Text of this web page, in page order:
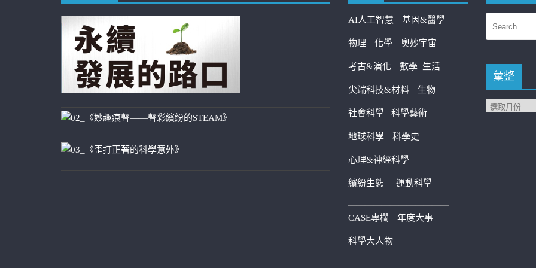
AI人工智慧 基因&醫學
物理 化學 奧妙宇宙
考古&演化 數學 生活
尖端科技&材料 生物
社會科學 科學藝術
地球科學 科學史
心理&神經科學
繽紛生態 運動科學
————————————
CASE專欄 年度大事
科學大人物
彙整